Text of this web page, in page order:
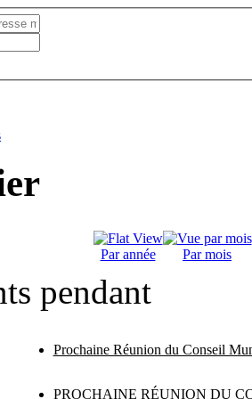
Par année Par mois
pendant
Prochaine Réunion du Conseil
PROCHAINE RÉUNION DU